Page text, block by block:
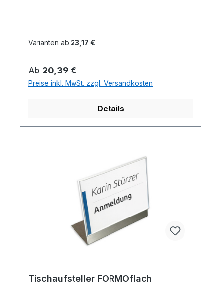
Varianten ab 23,17 €
Regulärer Preis:
Ab 20,39 €
Preise inkl. MwSt. zzgl. Versandkosten
Details
Tischaufsteller FORMOflach